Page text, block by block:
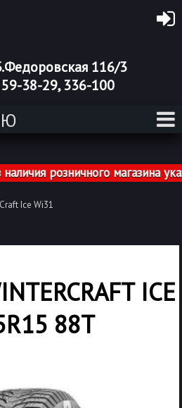
116/3
38-29, 336-100
розничного магазина
Ice Wi31
ICE
88T